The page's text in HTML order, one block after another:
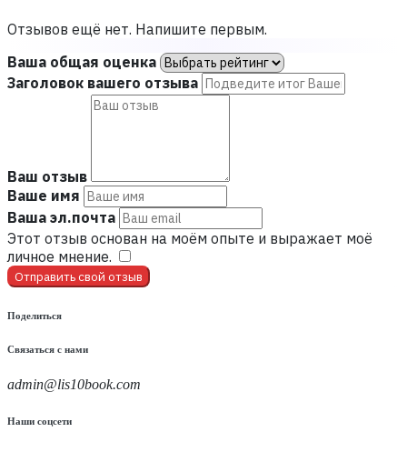
Отзывов ещё нет. Напишите первым.
Ваша общая оценка
Заголовок вашего отзыва
Ваш отзыв
Ваше имя
Ваша эл.почта
Этот отзыв основан на моём опыте и выражает моё
личное мнение.
Отправить свой отзыв
Поделиться
Связаться с нами
admin@lis10book.com
Наши соцсети